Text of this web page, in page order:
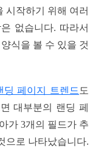
시작하기 위해 여러
없습니다. 따라서
식을 볼 수 있을 것
페이지 트렌드 도
대부분의 랜딩 페
가 3개의 필드가 추
으로 나타났습니다.